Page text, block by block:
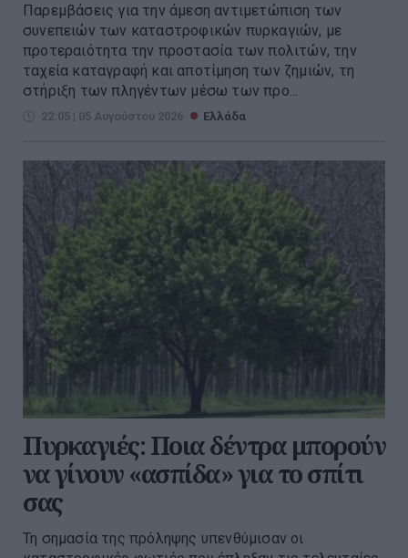
Παρεμβάσεις για την άμεση αντιμετώπιση των
συνεπειών των καταστροφικών πυρκαγιών, με
προτεραιότητα την προστασία των πολιτών, την
ταχεία καταγραφή και αποτίμηση των ζημιών, τη
στήριξη των πληγέντων μέσω των προ...
22:05 | 05 Αυγούστου 2026 Ελλάδα
Πυρκαγιές: Ποια δέντρα μπορούν
να γίνουν «ασπίδα» για το σπίτι
σας
Τη σημασία της πρόληψης υπενθύμισαν οι